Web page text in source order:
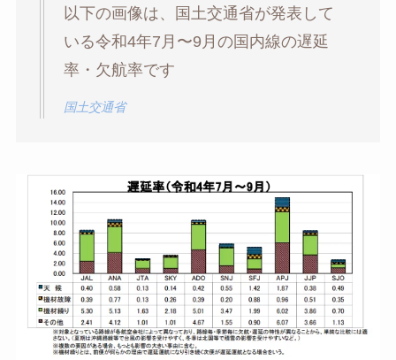
以下の画像は、国土交通省が発表して
いる令和4年7月〜9月の国内線の遅延
率・欠航率です
国土交通省